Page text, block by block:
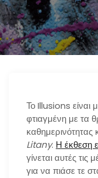
n
Το Illusions είναι
φτιαγμένη με τα
καθημερινότητας
Litany. Η έκθεση
γίνεται αυτές τις
για να πιάσε τε